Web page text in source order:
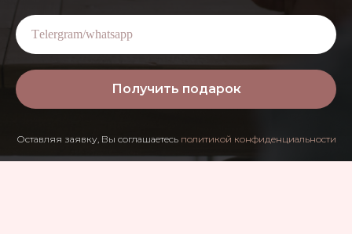
Получить подарок
Оставляя заявку, Вы соглашаетесь политикой конфиденциальности